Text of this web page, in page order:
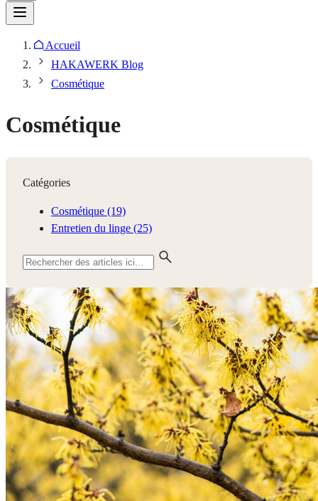
Accueil
HAKAWERK Blog
Cosmétique
Cosmétique
Catégories
Cosmétique (19)
Entretien du linge (25)